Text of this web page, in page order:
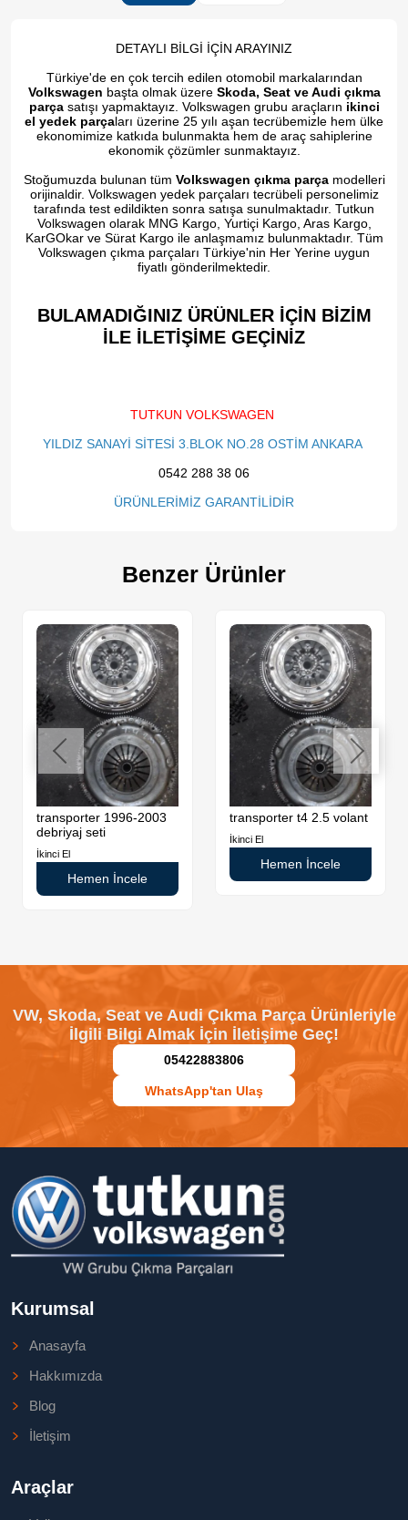
DETAYLI BİLGİ İÇİN ARAYINIZ
Türkiye'de en çok tercih edilen otomobil markalarından
Volkswagen başta olmak üzere Skoda, Seat ve Audi çıkma
parçasatışı yapmaktayız. Volkswagen grubu araçların ikinci
el yedek parçaları üzerine 25 yılı aşan tecrübemizle hem ülke
ekonomimize katkıda bulunmakta hem de araç sahiplerine
ekonomik çözümler sunmaktayız.
Stoğumuzda bulunan tüm Volkswagen çıkma parçamodelleri
orijinaldir. Volkswagen yedek parçaları tecrübeli personelimiz
tarafında test edildikten sonra satışa sunulmaktadır. Tutkun
Volkswagen olarak MNG Kargo, Yurtiçi Kargo, Aras Kargo,
KarGOkar ve Sürat Kargo ile anlaşmamız bulunmaktadır. Tüm
Volkswagen çıkma parçaları Türkiye'nin Her Yerine uygun
fiyatlı gönderilmektedir.
BULAMADIĞINIZ ÜRÜNLER İÇİN BİZİM
İLE İLETİŞİME GEÇİNİZ​
TUTKUN VOLKSWAGEN
YILDIZ SANAYİ SİTESİ 3.BLOK NO.28 OSTİM ANKARA
0542 288 38 06
ÜRÜNLERİMİZ GARANTİLİDİR
Benzer Ürünler
transporter 1996-2003
debriyaj seti
İkinci El
Hemen İncele
transporter t4 2.5 volant
İkinci El
Hemen İncele
VW, Skoda, Seat ve Audi Çıkma Parça Ürünleriyle
İlgili Bilgi Almak İçin İletişime Geç!
05422883806
WhatsApp'tan Ulaş
Kurumsal
Anasayfa
Hakkımızda
Blog
İletişim
Araçlar